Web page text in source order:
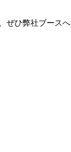
ぜひ弊社ブース